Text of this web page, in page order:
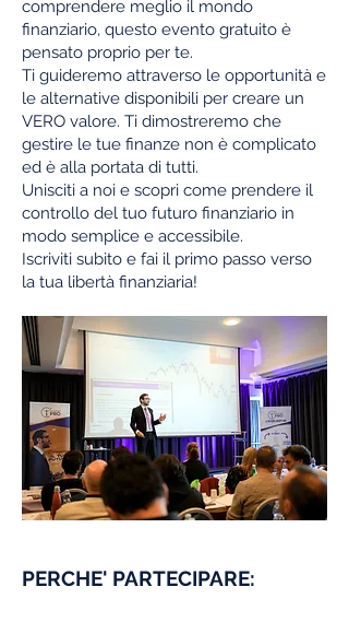
comprendere meglio il mondo
finanziario, questo evento gratuito è
pensato proprio per te.
Ti guideremo attraverso le opportunità e
le alternative disponibili per creare un
VERO valore. Ti dimostreremo che
gestire le tue finanze non è complicato
ed è alla portata di tutti.
Unisciti a noi e scopri come prendere il
controllo del tuo futuro finanziario in
modo semplice e accessibile.
Iscriviti subito e fai il primo passo verso
la tua libertà finanziaria!
PERCHE' PARTECIPARE: